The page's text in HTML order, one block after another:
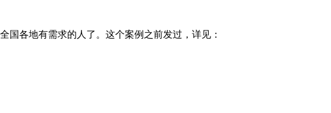
各地有需求的人了。这个案例之前发过，详见：